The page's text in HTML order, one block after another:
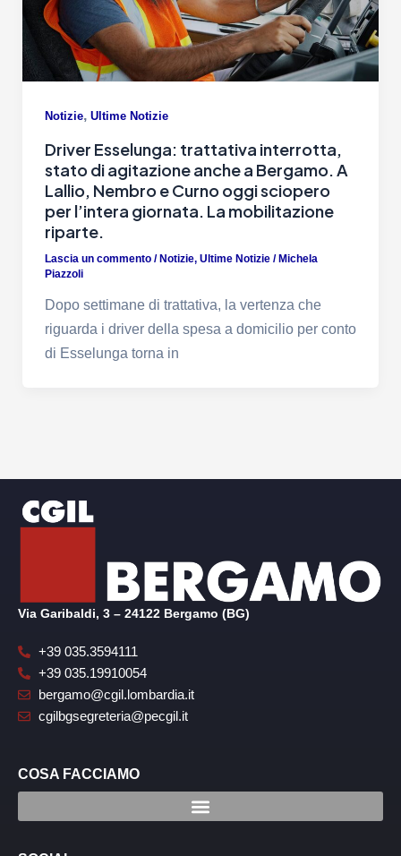
Notizie, Ultime Notizie
Driver Esselunga: trattativa interrotta,
stato di agitazione anche a Bergamo. A
Lallio, Nembro e Curno oggi sciopero
per l’intera giornata. La mobilitazione
riparte.
Lascia un commento / Notizie, Ultime Notizie/ Michela
Piazzoli
Dopo settimane di trattativa, la vertenza che
riguarda i driver della spesa a domicilio per conto
di Esselunga torna in
Via Garibaldi, 3 – 24122 Bergamo (BG)
+39 035.3594111
+39 035.19910054
bergamo@cgil.lombardia.it
cgilbgsegreteria@pecgil.it
COSA FACCIAMO